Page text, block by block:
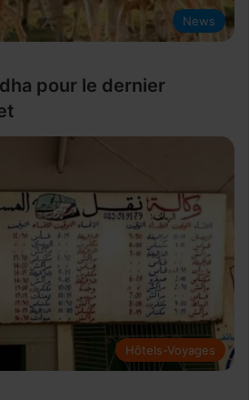
News
pour le dernier
Hôtels-Voyages